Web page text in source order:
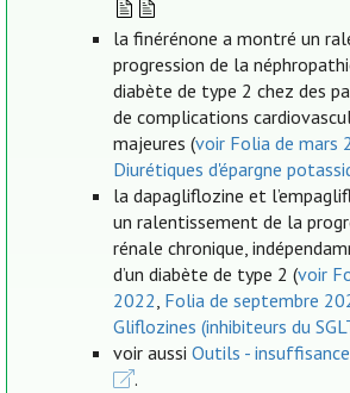
la finérénone a montré un
progression de la
diabète de type 2 chez des
de complications
majeures (voir Folia de mars
Diurétiques d'épargne
la dapagliflozine et
un ralentissement de la
rénale chronique,
d’un diabète de type 2 (voir
2022, Folia de septembre
Gliflozines (inhibiteurs du
voir aussi Outils -
.